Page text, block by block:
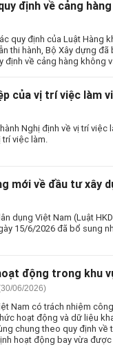
định về cảng
quy định của Luật Hàng
thi hành, Bộ Xây dựng
định về cảng hàng không
của vị trí việc làm
Nghị định về vị trí
việc làm.
mới về đầu tư xây
dụng Việt Nam (Luật
15/6/2026 đã bổ sung
động trong khu
06/2026)
Nam có trách nhiệm
hoạt động và dữ liệu
chung theo quy định
hoạt động bay vừa được